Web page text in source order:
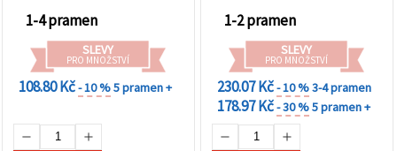
"Uložit"
Přijmout
vše
1-4 pramen
SLEVY
PRO MNOŽSTVÍ
108.80 Kč- 10 %5 pramen +
1-2 pramen
SLEVY
PRO MNOŽSTVÍ
230.07 Kč- 10 %3-4 pramen
178.97 Kč- 30 %5 pramen +